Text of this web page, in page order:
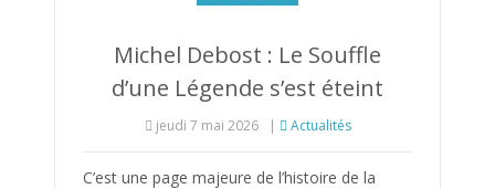
Michel Debost : Le Souffle
d’une Légende s’est éteint
jeudi 7 mai 2026 | Actualités
C’est une page majeure de l’histoire de la